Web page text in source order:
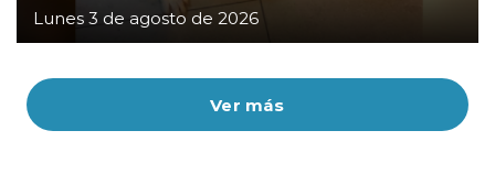
Ver más
Lunes 3 de agosto de 2026